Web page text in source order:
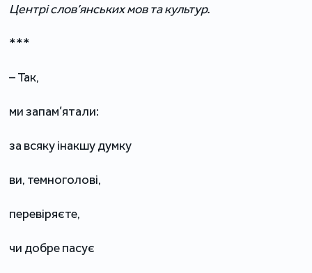
Центрі слов’янських мов та культур.
***
– Так,
ми запам’ятали:
за всяку інакшу думку
ви, темноголові,
перевіряєте,
чи добре пасує